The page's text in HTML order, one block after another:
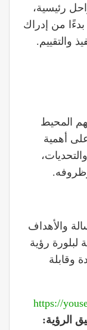
رئيسية،
من إدراك
والتقييم.
المحيط
أهمية
والأهداف
رؤية
وقابلة
https://
الرؤية: